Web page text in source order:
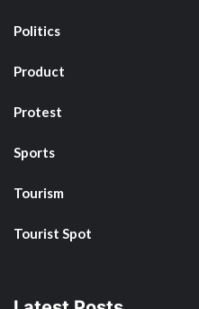
Politics
Product
Protest
Sports
Tourism
Tourist Spot